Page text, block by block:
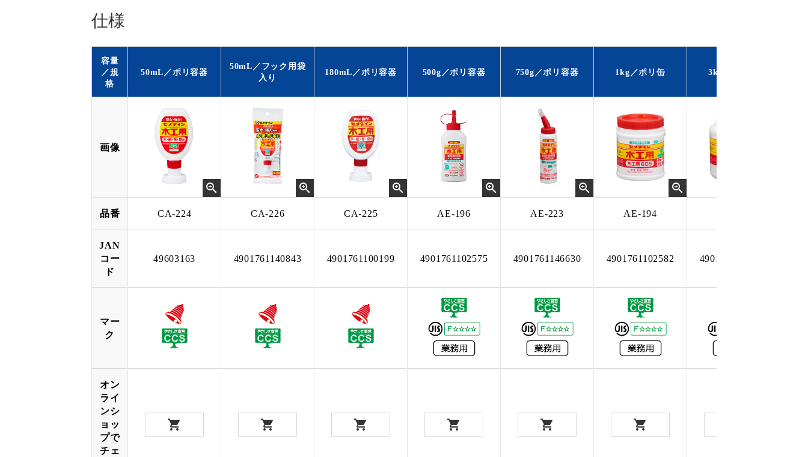
仕様
容量
／規
格
50mL／ポリ容器
50mL／フック用袋
入り
180mL／ポリ容器 500g／ポリ容器 750g／ポリ容器 1kg／ポリ缶 3kg／ポリ缶
画像
品番 CA-224 CA-226 CA-225 AE-196 AE-223 AE-194
JAN
コー
ド
49603163 4901761140843 4901761100199 4901761102575 4901761146630 4901761102582 4901761102605
マー
ク
オン
ライ
ンシ
ョッ
プで
チェ